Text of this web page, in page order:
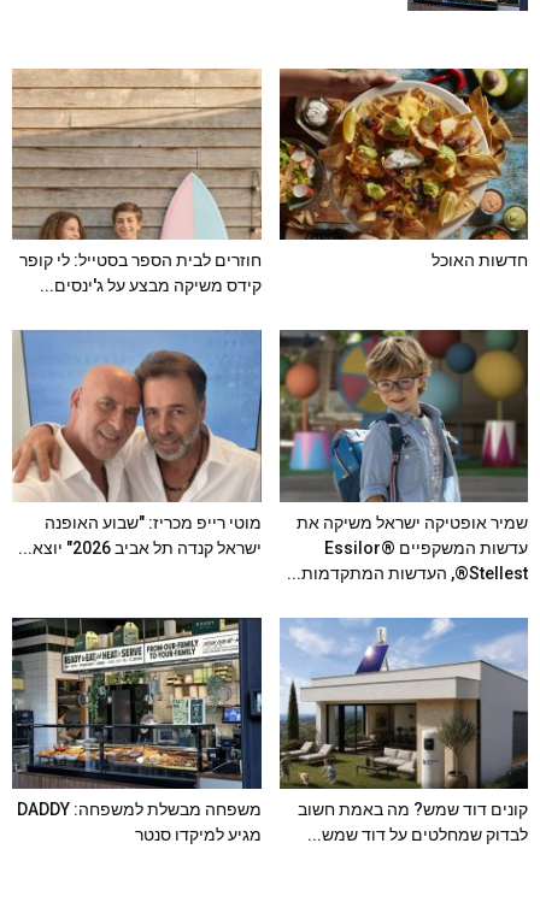
חדשות האוכל
חוזרים לבית הספר בסטייל: לי קופר
קידס משיקה מבצע על ג'ינסים...
שמיר אופטיקה ישראל משיקה את
עדשות המשקפיים Essilor®
Stellest®, העדשות המתקדמות...
מוטי רייפ מכריז: "שבוע האופנה
ישראל קנדה תל אביב 2026" יוצא...
קונים דוד שמש? מה באמת חשוב
לבדוק שמחלטים על דוד שמש...
משפחה מבשלת למשפחה: DADDY
מגיע למיקדו סנטר